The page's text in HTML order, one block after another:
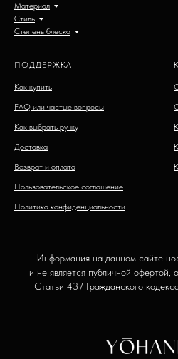
Материал
Стиль
Степень блеска
ПОДДЕРЖКА
Как купить
FAQ или частые вопросы
Как выбрать ручку
Доставка
Возврат и оплата
Пользовательское соглашение
Политика конфиденциальности
Информация на данном сайте
и не является публичной офертой,
Статьи 437 Гражданского